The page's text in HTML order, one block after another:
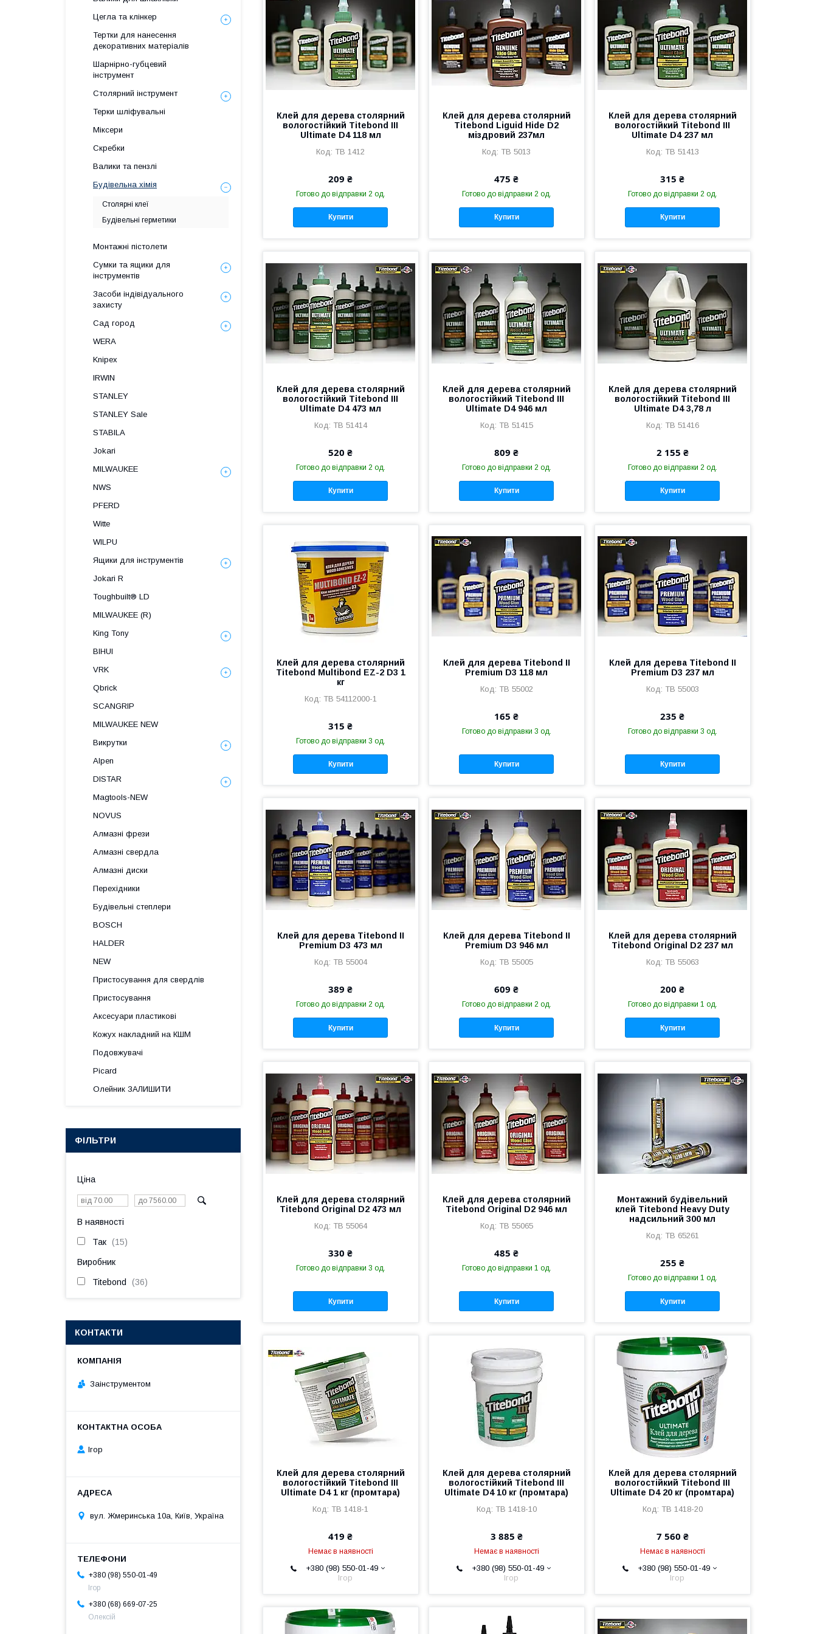
Клей для дерева столярний
вологостійкий Titebond III
Ultimate D4 118 мл
TB 1412
209 ₴
Готово до відправки 2 од.
Купити
Клей для дерева столярний
Titebond Liguid Hide D2
міздровий 237мл
TB 5013
475 ₴
Готово до відправки 2 од.
Купити
Клей для дерева столярний
вологостійкий Titebond III
Ultimate D4 237 мл
TB 51413
315 ₴
Готово до відправки 2 од.
Купити
Клей для дерева столярний
вологостійкий Titebond III
Ultimate D4 473 мл
TB 51414
520 ₴
Готово до відправки 2 од.
Купити
Клей для дерева столярний
вологостійкий Titebond III
Ultimate D4 946 мл
TB 51415
809 ₴
Готово до відправки 2 од.
Купити
Клей для дерева столярний
вологостійкий Titebond III
Ultimate D4 3,78 л
TB 51416
2 155 ₴
Готово до відправки 2 од.
Купити
Клей для дерева столярний
Titebond Multibond EZ-2 D3 1
кг
TB 54112000-1
315 ₴
Готово до відправки 3 од.
Купити
Клей для дерева Titebond II
Premium D3 118 мл
TB 55002
165 ₴
Готово до відправки 3 од.
Купити
Клей для дерева Titebond II
Premium D3 237 мл
TB 55003
235 ₴
Готово до відправки 3 од.
Купити
Клей для дерева Titebond II
Premium D3 473 мл
TB 55004
389 ₴
Готово до відправки 2 од.
Купити
Клей для дерева Titebond II
Premium D3 946 мл
TB 55005
609 ₴
Готово до відправки 2 од.
Купити
Клей для дерева столярний
Titebond Original D2 237 мл
TB 55063
200 ₴
Готово до відправки 1 од.
Купити
Клей для дерева столярний
Titebond Original D2 473 мл
TB 55064
330 ₴
Готово до відправки 3 од.
Купити
Клей для дерева столярний
Titebond Original D2 946 мл
TB 55065
485 ₴
Готово до відправки 1 од.
Купити
​​​​​​​Монтажний будівельний
клей Titebond Heavy Duty
надсильний 300 мл
TB 65261
255 ₴
Готово до відправки 1 од.
Купити
Клей для дерева столярний
вологостійкий Titebond III
Ultimate D4 1 кг (промтара)
TB 1418-1
419 ₴
Немає в наявності
+380 (98) 550-01-49
Ігор
Клей для дерева столярний
вологостійкий Titebond III
Ultimate D4 10 кг (промтара)
TB 1418-10
3 885 ₴
Немає в наявності
+380 (98) 550-01-49
Ігор
Клей для дерева столярний
вологостійкий Titebond III
Ultimate D4 20 кг (промтара)
TB 1418-20
7 560 ₴
Немає в наявності
+380 (98) 550-01-49
Ігор
Цегла та клінкер
Тертки для нанесення
декоративних матеріалів
Шарнірно-губцевий
інструмент
Столярний інструмент
Терки шліфувальні
Міксери
Скребки
Валики та пензлі
Будівельна хімія
Столярні клеї
Будівельні герметики
Монтажні пістолети
Сумки та ящики для
інструментів
Засоби індівідуального
захисту
Сад город
WERA
Knipex
IRWIN
STANLEY
STANLEY Sale
STABILA
Jokari
MILWAUKEE
NWS
PFERD
Witte
WILPU
Ящики для інструментів
Jokari R
Toughbuilt® LD
MILWAUKEE (R)
King Tony
BIHUI
VRK
Qbrick
SCANGRIP
MILWAUKEE NEW
Викрутки
Alpen
DISTAR
Magtools-NEW
NOVUS
Алмазні фрези
Алмазні свердла
Алмазні диски
Перехідники
Будівельні степлери
BOSCH
HALDER
NEW
Пристосування для свердлів
Пристосування
Аксесуари пластикові
Кожух накладний на КШМ
Подовжувачі
Picard
Олейник ЗАЛИШИТИ
ФІЛЬТРИ
Ціна
В наявності
Так 15
Виробник
Titebond 36
КОНТАКТИ
Заінструментом
Ігор
вул. Жмеринська 10а, Київ, Україна
+380 (98) 550-01-49
Ігор
+380 (68) 669-07-25
Олексій